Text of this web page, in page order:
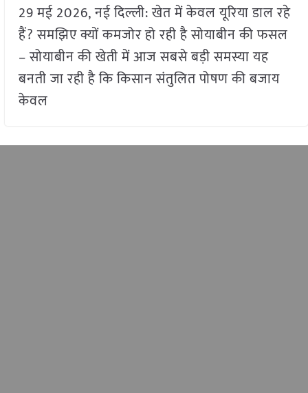
29 मई 2026, नई दिल्ली: खेत में केवल यूरिया डाल रहे
हैं? समझिए क्यों कमजोर हो रही है सोयाबीन की फसल
– सोयाबीन की खेती में आज सबसे बड़ी समस्या यह
बनती जा रही है कि किसान संतुलित पोषण की बजाय
केवल